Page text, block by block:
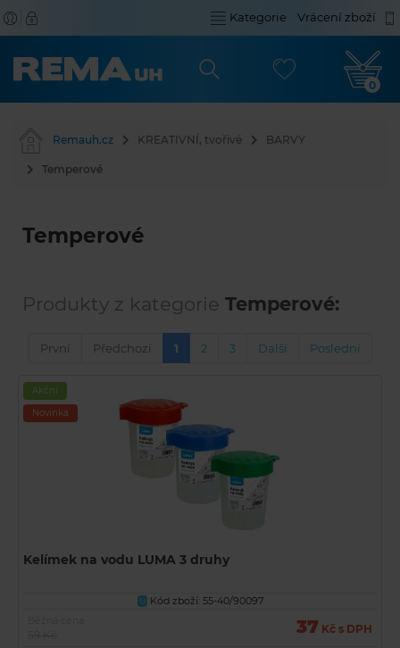
Kategorie Vrácení zboží
0
Remauh.cz KREATIVNÍ, tvořivé BARVY
Temperové
Temperové
Produkty z kategorie Temperové:
První Předchozí 1 2 3 Další Poslední
Akční
Novinka
Kelímek na vodu LUMA 3 druhy
U Kód zboží: 55-40/90097
37 Kč s DPH